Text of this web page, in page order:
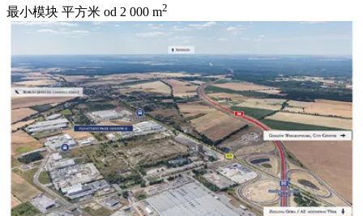
最小模块 平方米 od 2 000 m2